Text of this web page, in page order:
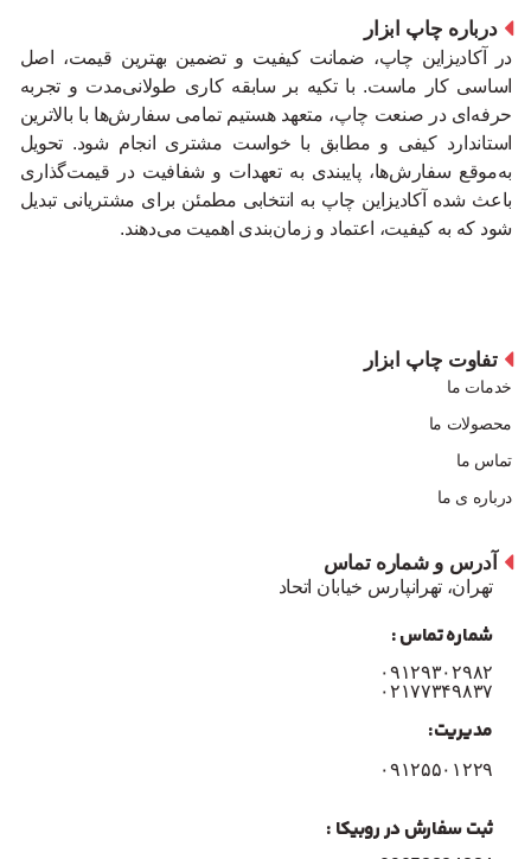
درباره چاپ ابزار
در آکادیزاین چاپ، ضمانت کیفیت و تضمین بهترین قیمت، اصل
اساسی کار ماست. با تکیه بر سابقه کاری طولانی‌مدت و تجربه
حرفه‌ای در صنعت چاپ، متعهد هستیم تمامی سفارش‌ها با بالاترین
استاندارد کیفی و مطابق با خواست مشتری انجام شود. تحویل
به‌موقع سفارش‌ها، پایبندی به تعهدات و شفافیت در قیمت‌گذاری
باعث شده آکادیزاین چاپ به انتخابی مطمئن برای مشتریانی تبدیل
شود که به کیفیت، اعتماد و زمان‌بندی اهمیت می‌دهند.
تفاوت چاپ ابزار
خدمات ما
محصولات ما
تماس ما
درباره ی ما
آدرس و شماره تماس
تهران، تهرانپارس خیابان اتحاد
شماره تماس :
۰۹۱۲۹۳۰۲۹۸۲
۰۲۱۷۷۳۴۹۸۳۷
مدیریت:
۰۹۱۲۵۵۰۱۲۲۹
ثبت سفارش در روبیکا :